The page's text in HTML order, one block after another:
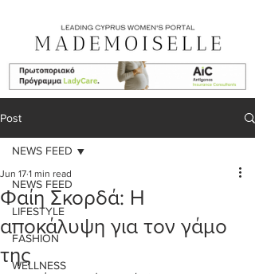
Post
NEWS FEED
LIFESTYLE
FASHION
WELLNESS
NEWS FEED
Φαίη Σκορδά: Η
αποκάλυψη για τον γάμο
της
Jun 17 1 min read